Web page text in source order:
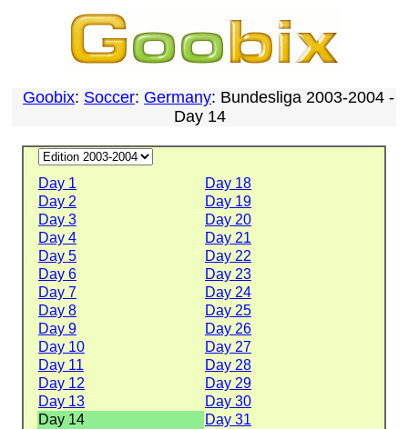
Goobix: Soccer: Germany: Bundesliga 2003-2004 -
Day 14
Day 1
Day 18
Day 2
Day 19
Day 3
Day 20
Day 4
Day 21
Day 5
Day 22
Day 6
Day 23
Day 7
Day 24
Day 8
Day 25
Day 9
Day 26
Day 10
Day 27
Day 11
Day 28
Day 12
Day 29
Day 13
Day 30
Day 14
Day 31